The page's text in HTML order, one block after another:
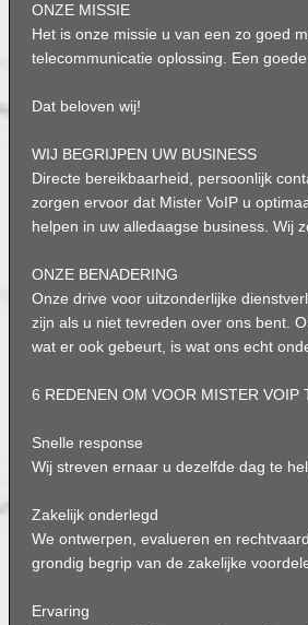
ONZE MISSIE
Het is onze missie u van een zo goed
telecommunicatie oplossing. Een
Dat beloven wij!
WIJ BEGRIJPEN UW BUSINESS
Directe bereikbaarheid, persoonlijk
zorgen ervoor dat Mister VoIP u
helpen in uw alledaagse business. Wij
ONZE BENADERING
Onze drive voor uitzonderlijke
zijn als u niet tevreden over ons bent.
wat er ook gebeurt, is wat ons echt
6 REDENEN OM VOOR MISTER VOIP
Snelle response
Wij streven ernaar u dezelfde dag te
Zakelijk onderlegd
We ontwerpen, evalueren en
grondig begrip van de zakelijke
Ervaring